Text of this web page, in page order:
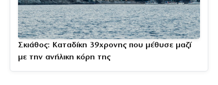
Σκιάθος: Καταδίκη 39χρονης που μέθυσε μαζί
με την ανήλικη κόρη της